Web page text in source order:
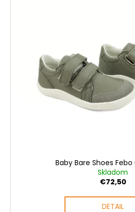
Baby Bare Shoes
Skladom
€72,50
DETAIL